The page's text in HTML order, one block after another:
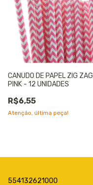
CANUDO DE PAPEL ZIG ZAG
PINK - 12 UNIDADES
R$6,55
Atenção, última peça!
554132621000